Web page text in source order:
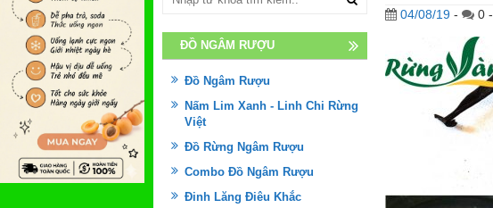
04/08/19 - 0 -
ĐỒ NGÂM RƯỢU
Đồ Ngâm Rượu
Nấm Lim Xanh - Linh Chi Rừng
Việt
Đồ Rừng Ngâm Rượu
Combo Đồ Ngâm Rượu
Đinh Lăng Điêu Khắc